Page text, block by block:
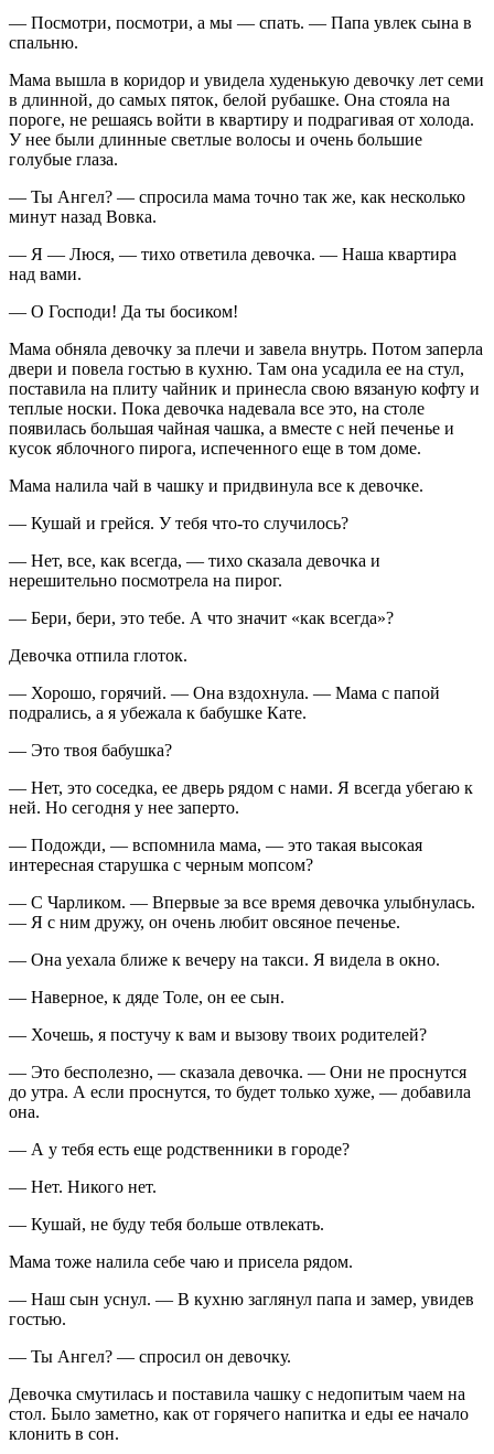
— Посмотри, посмотри, а мы — спать. — Папа увлек сына в
спальню.
Мама вышла в коридор и увидела худенькую девочку лет семи
в длинной, до самых пяток, белой рубашке. Она стояла на
пороге, не решаясь войти в квартиру и подрагивая от холода.
У нее были длинные светлые волосы и очень большие
голубые глаза.
— Ты Ангел? — спросила мама точно так же, как несколько
минут назад Вовка.
— Я — Люся, — тихо ответила девочка. — Наша квартира
над вами.
— О Господи! Да ты босиком!
Мама обняла девочку за плечи и завела внутрь. Потом заперла
двери и повела гостью в кухню. Там она усадила ее на стул,
поставила на плиту чайник и принесла свою вязаную кофту и
теплые носки. Пока девочка надевала все это, на столе
появилась большая чайная чашка, а вместе с ней печенье и
кусок яблочного пирога, испеченного еще в том доме.
Мама налила чай в чашку и придвинула все к девочке.
— Кушай и грейся. У тебя что-то случилось?
— Нет, все, как всегда, — тихо сказала девочка и
нерешительно посмотрела на пирог.
— Бери, бери, это тебе. А что значит «как всегда»?
Девочка отпила глоток.
— Хорошо, горячий. — Она вздохнула. — Мама с папой
подрались, а я убежала к бабушке Кате.
— Это твоя бабушка?
— Нет, это соседка, ее дверь рядом с нами. Я всегда убегаю к
ней. Но сегодня у нее заперто.
— Подожди, — вспомнила мама, — это такая высокая
интересная старушка с черным мопсом?
— С Чарликом. — Впервые за все время девочка улыбнулась.
— Я с ним дружу, он очень любит овсяное печенье.
— Она уехала ближе к вечеру на такси. Я видела в окно.
— Наверное, к дяде Толе, он ее сын.
— Хочешь, я постучу к вам и вызову твоих родителей?
— Это бесполезно, — сказала девочка. — Они не проснутся
до утра. А если проснутся, то будет только хуже, — добавила
она.
— А у тебя есть еще родственники в городе?
— Нет. Никого нет.
— Кушай, не буду тебя больше отвлекать.
Мама тоже налила себе чаю и присела рядом.
— Наш сын уснул. — В кухню заглянул папа и замер, увидев
гостью.
— Ты Ангел? — спросил он девочку.
Девочка смутилась и поставила чашку с недопитым чаем на
стол. Было заметно, как от горячего напитка и еды ее начало
клонить в сон.